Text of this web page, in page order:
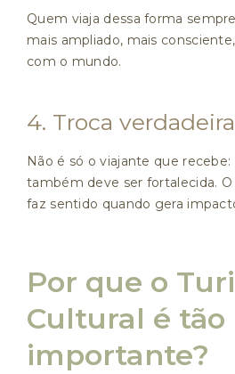
Quem viaja dessa forma
mais ampliado, mais
com o mundo.
4. Troca verdadeira
Não é só o viajante que
também deve ser fortalecida.
faz sentido quando gera
Por que o
Cultural é tão
importante?